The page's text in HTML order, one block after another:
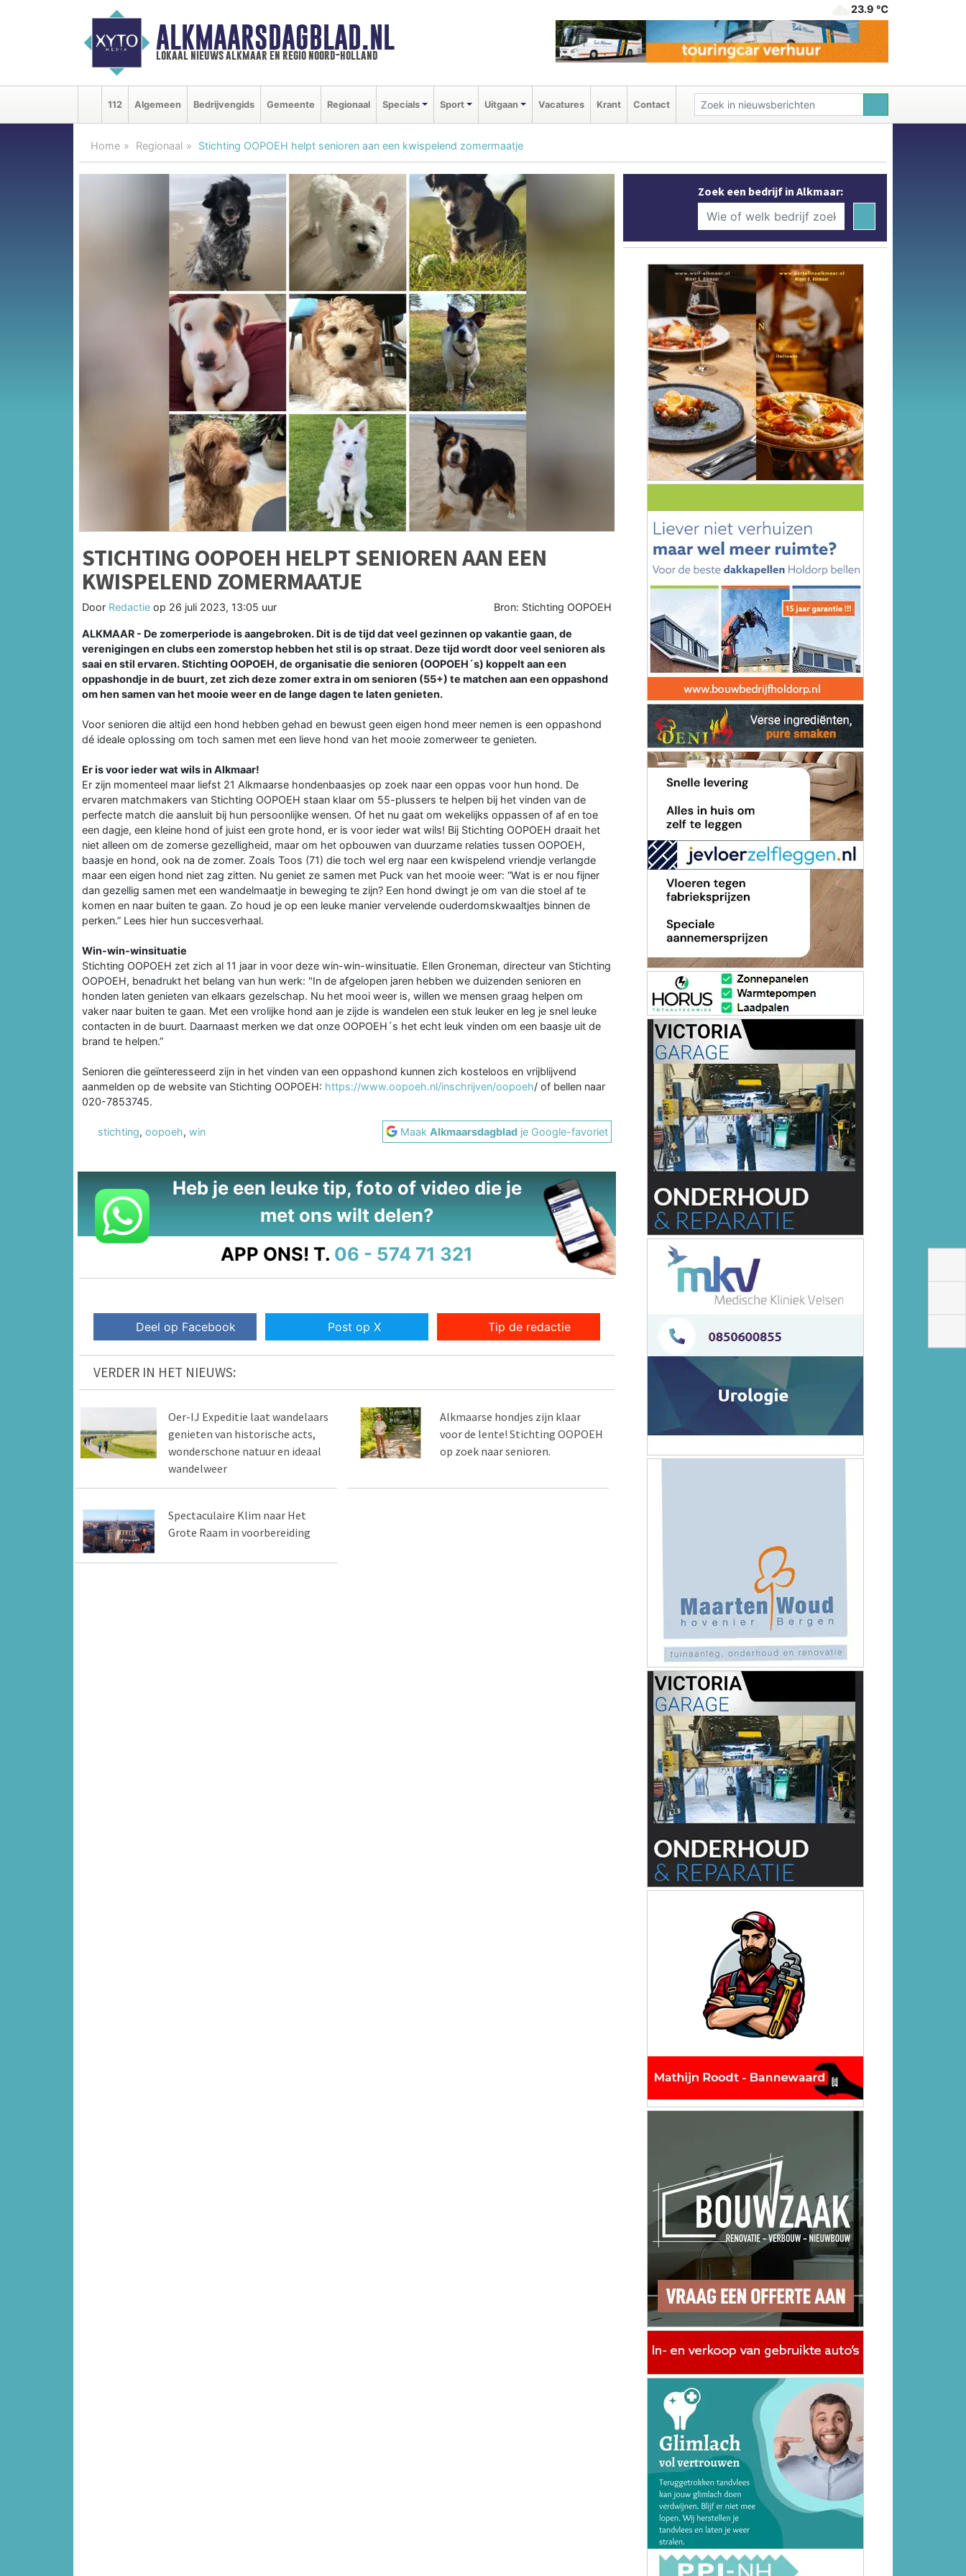
ALKMAARSDAGBLAD.NL
lokaal nieuws alkmaar en regio noord-holland
23.9 ℃
112 Algemeen Bedrijvengids Gemeente Regionaal Specials Sport Uitgaan Vacatures Krant Contact
Home Regionaal Stichting OOPOEH helpt senioren aan een kwispelend zomermaatje
STICHTING OOPOEH HELPT SENIOREN AAN EEN
KWISPELEND ZOMERMAATJE
Door Redactie op 26 juli 2023, 13:05 uur Bron: Stichting OOPOEH
ALKMAAR - De zomerperiode is aangebroken. Dit is de tijd dat veel gezinnen op vakantie gaan, de
verenigingen en clubs een zomerstop hebben het stil is op straat. Deze tijd wordt door veel senioren als
saai en stil ervaren. Stichting OOPOEH, de organisatie die senioren (OOPOEH´s) koppelt aan een
oppashondje in de buurt, zet zich deze zomer extra in om senioren (55+) te matchen aan een oppashond
om hen samen van het mooie weer en de lange dagen te laten genieten.
Voor senioren die altijd een hond hebben gehad en bewust geen eigen hond meer nemen is een oppashond
dé ideale oplossing om toch samen met een lieve hond van het mooie zomerweer te genieten.
Er is voor ieder wat wils in Alkmaar!
Er zijn momenteel maar liefst 21 Alkmaarse hondenbaasjes op zoek naar een oppas voor hun hond. De
ervaren matchmakers van Stichting OOPOEH staan klaar om 55-plussers te helpen bij het vinden van de
perfecte match die aansluit bij hun persoonlijke wensen. Of het nu gaat om wekelijks oppassen of af en toe
een dagje, een kleine hond of juist een grote hond, er is voor ieder wat wils! Bij Stichting OOPOEH draait het
niet alleen om de zomerse gezelligheid, maar om het opbouwen van duurzame relaties tussen OOPOEH,
baasje en hond, ook na de zomer. Zoals Toos (71) die toch wel erg naar een kwispelend vriendje verlangde
maar een eigen hond niet zag zitten. Nu geniet ze samen met Puck van het mooie weer: “Wat is er nou fijner
dan gezellig samen met een wandelmaatje in beweging te zijn? Een hond dwingt je om van die stoel af te
komen en naar buiten te gaan. Zo houd je op een leuke manier vervelende ouderdomskwaaltjes binnen de
perken.” Lees hier hun succesverhaal.
Win-win-winsituatie
Stichting OOPOEH zet zich al 11 jaar in voor deze win-win-winsituatie. Ellen Groneman, directeur van Stichting
OOPOEH, benadrukt het belang van hun werk: "In de afgelopen jaren hebben we duizenden senioren en
honden laten genieten van elkaars gezelschap. Nu het mooi weer is, willen we mensen graag helpen om
vaker naar buiten te gaan. Met een vrolijke hond aan je zijde is wandelen een stuk leuker en leg je snel leuke
contacten in de buurt. Daarnaast merken we dat onze OOPOEH´s het echt leuk vinden om een baasje uit de
brand te helpen.”
Senioren die geïnteresseerd zijn in het vinden van een oppashond kunnen zich kosteloos en vrijblijvend
aanmelden op de website van Stichting OOPOEH: https://www.oopoeh.nl/inschrijven/oopoeh/ of bellen naar
020-7853745.
stichting, oopoeh, win MaakAlkmaarsdagblad je Google-favoriet
Heb je een leuke tip, foto of video die je
met ons wilt delen?
APP ONS! T. 06 - 574 71 321
Deel op Facebook Post op X Tip de redactie
VERDER IN HET NIEUWS:
Oer-IJ Expeditie laat wandelaars
genieten van historische acts,
wonderschone natuur en ideaal
wandelweer
Alkmaarse hondjes zijn klaar
voor de lente! Stichting OOPOEH
op zoek naar senioren.
Spectaculaire Klim naar Het
Grote Raam in voorbereiding
Zoek een bedrijf in Alkmaar: